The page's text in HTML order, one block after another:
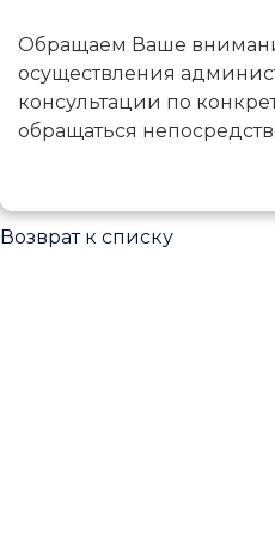
Обращаем Ваше
осуществления
консультации по
обращаться
Возврат к списку